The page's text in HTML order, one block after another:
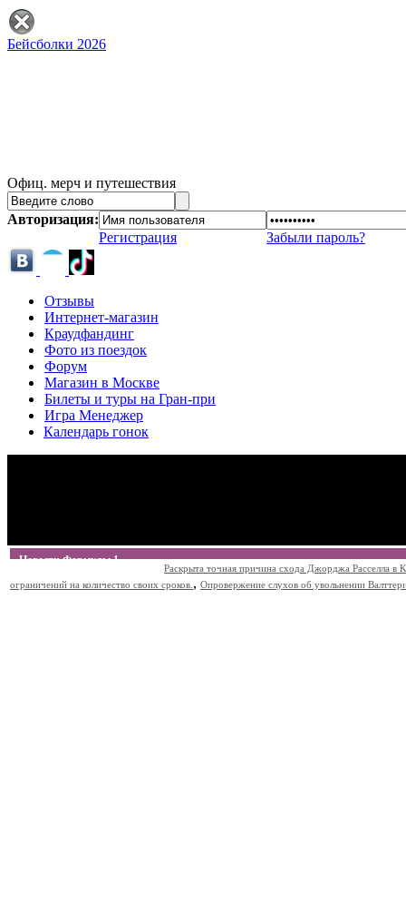
Бейсболки 2026
Офиц. мерч и путешествия
Авторизация:
Регистрация
Забыли пароль?
Отзывы
Интернет-магазин
Краудфандинг
Фото из поездок
Форум
Магазин в Москве
Билеты и туры на Гран-при
Игра Менеджер
Календарь гонок
Новости Формулы 1
Раскрыта точная причина схода Джорджа Расселла в
ограничений на количество своих сроков. , Опровержение слухов об увольнении